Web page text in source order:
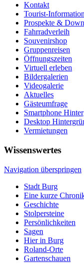
Kontakt
Tourist-
Prospekte &
Fahrradverleih
Souvenirshop
Gruppenreisen
Öffnungszeiten
Virtuell erleben
Bildergalerien
Videogalerie
Aktuelles
Gästeumfrage
Smartphone
Desktop
Vermietungen
Wissenswertes
Navigation überspringen
Stadt Burg
Eine kurze
Geschichte
Stolpersteine
Persönlichkeiten
Sagen
Hier in Burg
Roland-Orte
Gartenschauen